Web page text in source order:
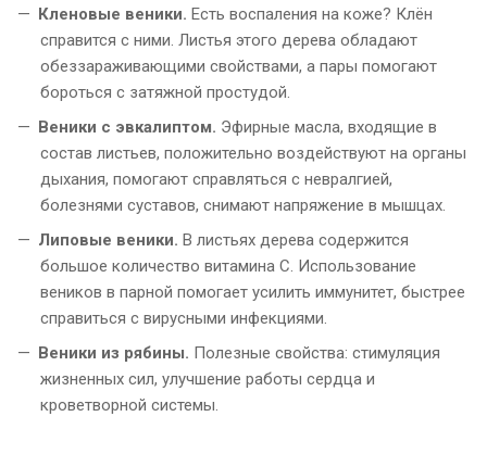
Кленовые веники. Есть воспаления на коже? Клён
справится с ними. Листья этого дерева обладают
обеззараживающими свойствами, а пары помогают
бороться с затяжной простудой.
Веники с эвкалиптом. Эфирные масла, входящие в
состав листьев, положительно воздействуют на органы
дыхания, помогают справляться с невралгией,
болезнями суставов, снимают напряжение в мышцах.
Липовые веники. В листьях дерева содержится
большое количество витамина C. Использование
веников в парной помогает усилить иммунитет, быстрее
справиться с вирусными инфекциями.
Веники из рябины. Полезные свойства: стимуляция
жизненных сил, улучшение работы сердца и
кроветворной системы.